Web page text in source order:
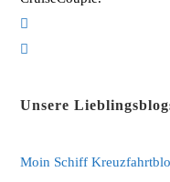
Unsere
Moin Schiff